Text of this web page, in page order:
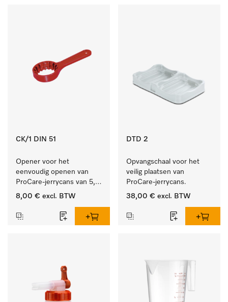
CK/1 DIN 51
Opener voor het
eenvoudig openen van
ProCare-jerrycans van 5,
10 en 20 l.
8,00 € excl. BTW
DTD 2
Opvangschaal voor het
veilig plaatsen van
ProCare-jerrycans.
38,00 € excl. BTW